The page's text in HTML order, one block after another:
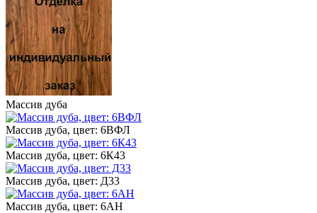
Массив дуба
Массив дуба, цвет: 6ВФЛ
Массив дуба, цвет: 6К43
Массив дуба, цвет: Д33
Массив дуба, цвет: 6АН